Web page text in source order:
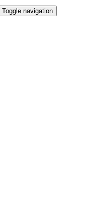
Toggle navigation